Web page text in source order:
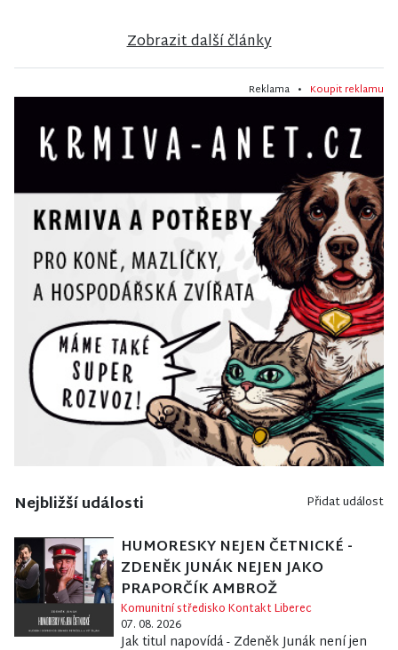
Zobrazit další články
Reklama • Koupit reklamu
Nejbližší události Přidat událost
HUMORESKY NEJEN ČETNICKÉ -
ZDENĚK JUNÁK NEJEN JAKO
PRAPORČÍK AMBROŽ
Komunitní středisko Kontakt Liberec
07. 08. 2026
Jak titul napovídá - Zdeněk Junák není jen